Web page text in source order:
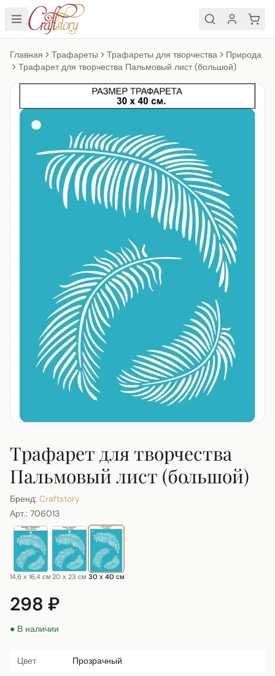
Главная Трафареты Трафареты для творчества
Природа
Трафарет для творчества Пальмовый лист (большой)
Трафарет для творчества
Пальмовый лист (большой)
Бренд: Craftstory
Арт.: 706013
14,6 х 16,4 см 20 х 23 см 30 х 40 см
298 ₽
● В наличии
Цвет
Прозрачный